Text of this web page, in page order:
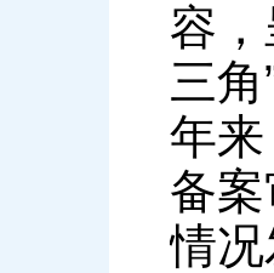
容
三
年
备
情